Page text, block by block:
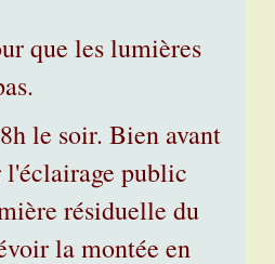
que les lumières
le soir. Bien avant
l'éclairage public
résiduelle du
la montée en